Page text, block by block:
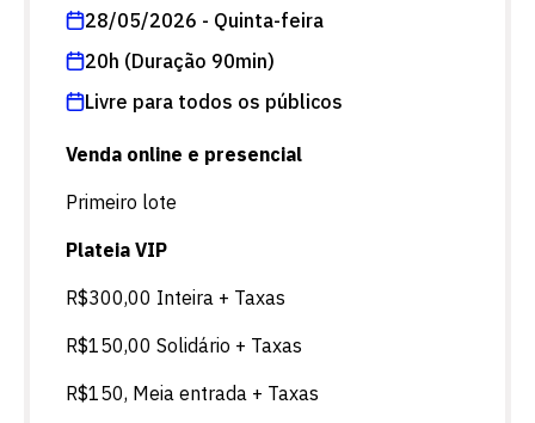
28/05/2026 - Quinta-feira
20h (Duração 90min)
Livre para todos os públicos
Venda online e presencial
Primeiro lote
Plateia VIP
R$300,00 Inteira + Taxas
R$150,00 Solidário + Taxas
R$150, Meia entrada + Taxas